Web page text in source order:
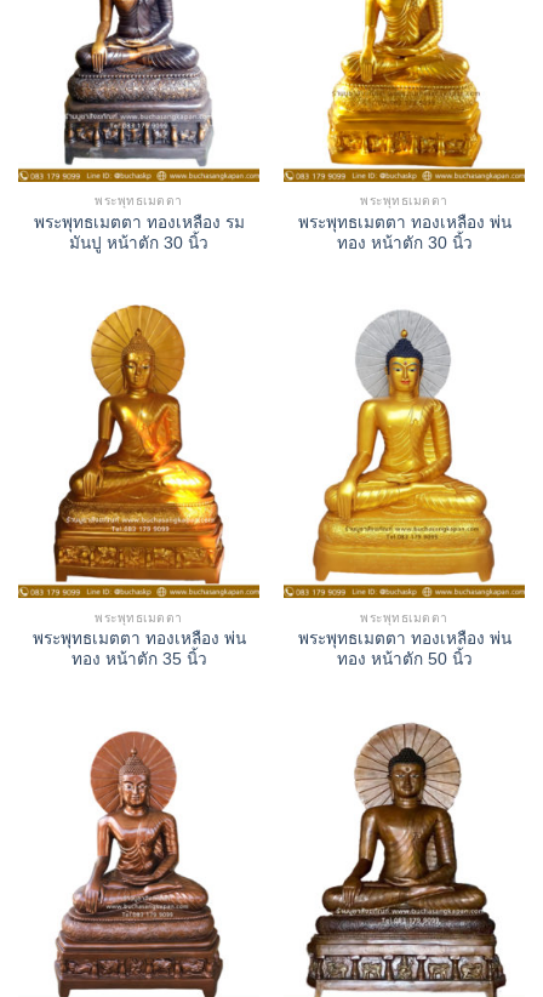
พระพุทธเมตตา
พระพุทธเมตตา ทองเหลือง รม
มันปู หน้าตัก 30 นิ้ว
พระพุทธเมตตา
พระพุทธเมตตา ทองเหลือง พ่น
ทอง หน้าตัก 30 นิ้ว
พระพุทธเมตตา
พระพุทธเมตตา ทองเหลือง พ่น
ทอง หน้าตัก 35 นิ้ว
พระพุทธเมตตา
พระพุทธเมตตา ทองเหลือง พ่น
ทอง หน้าตัก 50 นิ้ว